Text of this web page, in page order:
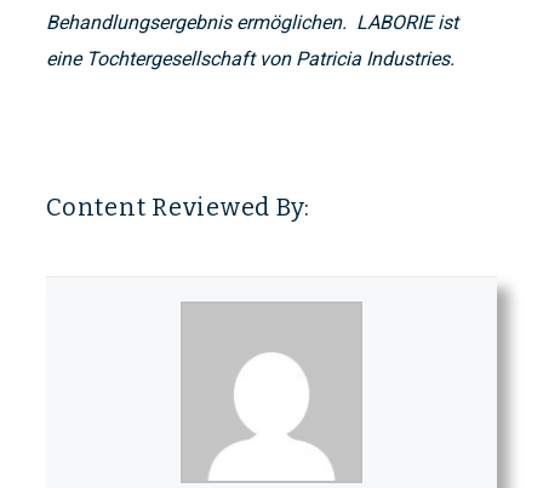
Behandlungsergebnis ermöglichen. LABORIE ist
eine Tochtergesellschaft von Patricia Industries.
Content Reviewed By: